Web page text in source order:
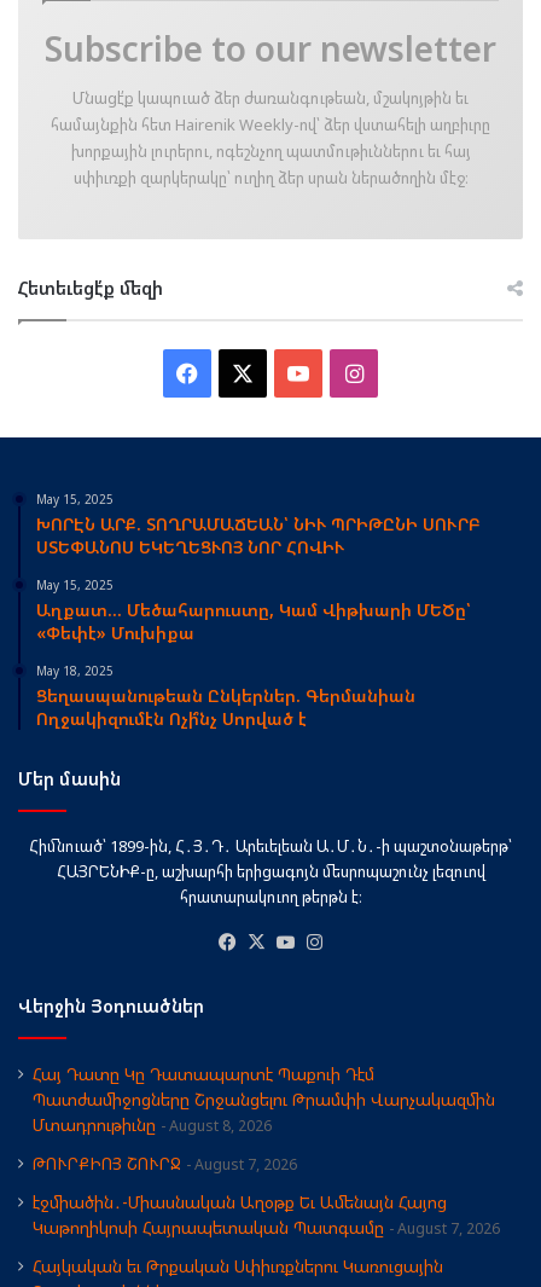
Subscribe to our newsletter
Մնացէ՛ք կապուած ձեր ժառանգութեան, մշակոյթին եւ
համայնքին հետ Hairenik Weekly-ով՝ ձեր վստահելի աղբիւրը
խորքային լուրերու, ոգեշնչող պատմութիւններու եւ հայ
սփիւռքի զարկերակը՝ ուղիղ ձեր սրան ներածողին մէջ։
Հետեւեցէ՛ք մեզի
Facebook YouTubeInstagram
May 15, 2025
ԽՈՐԷՆ ԱՐՔ. ՏՈՂՐԱՄԱՃԵԱՆ՝ ՆԻՒ ՊՐԻԹԸՆԻ ՍՈՒՐԲ
ՍՏԵՓԱՆՈՍ ԵԿԵՂԵՑՒՈՅ ՆՈՐ ՀՈՎԻՒ
May 15, 2025
Աղքատ… Մեծահարուստը, Կամ Վիթխարի ՄԵԾը՝
«Փեփէ» Մուխիքա
May 18, 2025
Ցեղասպանութեան Ընկերներ. Գերմանիան
Ողջակիզումէն Ոչի՞նչ Սորված է
Մեր մասին
Հիմնուած՝ 1899-ին, Հ․Յ․Դ․ Արեւելեան Ա․Մ․Ն․-ի պաշտօնաթերթ՝
ՀԱՅՐԵՆԻՔ-ը, աշխարհի երիցագոյն մեսրոպաշունչ լեզուով
հրատարակուող թերթն է։
Facebook
X YouTube
Վերջին Յօդուածներ
Հայ Դատը Կը Դատապարտէ Պաքուի Դէմ
Պատժամիջոցները Շրջանցելու Թրամփի Վարչակազմին
Մտադրութիւնը
August 8, 2026
ԹՈՒՐՔԻՈՅ ՇՈՒՐՋ August 7, 2026
էջմիածին․-Միասնական Աղօթք Եւ Ամենայն Հայոց
Կաթողիկոսի Հայրապետական Պատգամը
August 7, 2026
Հայկական եւ Թրքական Սփիւռքներու Կառուցային